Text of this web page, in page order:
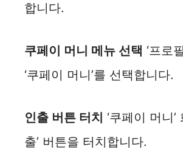
e
o
합니다.
쿠페이 머니 메뉴 선택 ‘프로
‘쿠페이 머니’를 선택합니다.
인출 버튼 터치 ‘쿠페이 머니’
출’ 버튼을 터치합니다.